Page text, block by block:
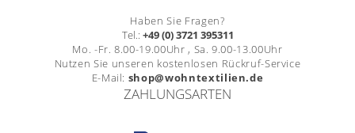
Haben Sie Fragen?
Tel.: +49 (0) 3721 395311
Mo. -Fr. 8.00-19.00Uhr , Sa. 9.00-13.00Uhr
Nutzen Sie unseren kostenlosen Rückruf-Service
E-Mail: shop@wohntextilien.de
ZAHLUNGSARTEN